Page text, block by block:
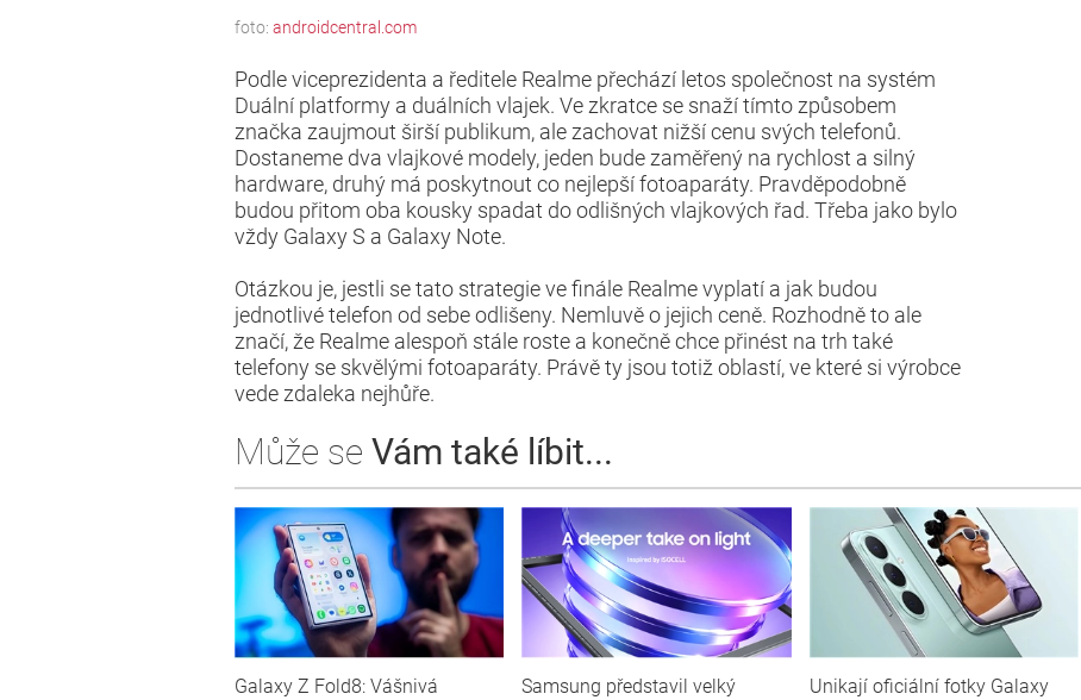
foto: androidcentral.com
Podle viceprezidenta a ředitele Realme přechází letos společnost na systém
Duální platformy a duálních vlajek. Ve zkratce se snaží tímto způsobem
značka zaujmout širší publikum, ale zachovat nižší cenu svých telefonů.
Dostaneme dva vlajkové modely, jeden bude zaměřený na rychlost a silný
hardware, druhý má poskytnout co nejlepší fotoaparáty. Pravděpodobně
budou přitom oba kousky spadat do odlišných vlajkových řad. Třeba jako bylo
vždy Galaxy S a Galaxy Note.
Otázkou je, jestli se tato strategie ve finále Realme vyplatí a jak budou
jednotlivé telefon od sebe odlišeny. Nemluvě o jejich ceně. Rozhodně to ale
značí, že Realme alespoň stále roste a konečně chce přinést na trh také
telefony se skvělými fotoaparáty. Právě ty jsou totiž oblastí, ve které si výrobce
vede zdaleka nejhůře.
Může se Vám také líbit...
Galaxy Z Fold8: Vášnivá
Samsung představil velký
Unikají oficiální fotky Galaxy